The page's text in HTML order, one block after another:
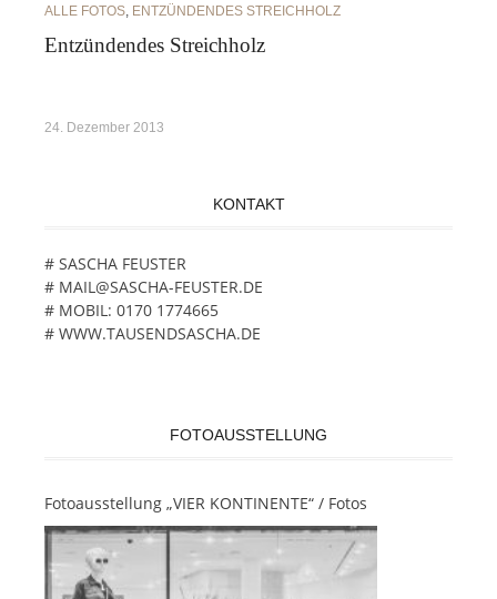
ALLE FOTOS ENTZÜNDENDES STREICHHOLZ
Entzündendes Streichholz
24. Dezember 2013
KONTAKT
# SASCHA FEUSTER
# MAIL@SASCHA-FEUSTER.DE
# MOBIL: 0170 1774665
# WWW.TAUSENDSASCHA.DE
FOTOAUSSTELLUNG
Fotoausstellung „VIER KONTINENTE“ / Fotos